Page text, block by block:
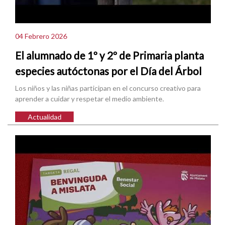
04 Febrero 2026
El alumnado de 1º y 2º de Primaria planta
especies autóctonas por el Día del Árbol
Los niños y las niñas participan en el concurso creativo para
aprender a cuidar y respetar el medio ambiente.
Actualidad